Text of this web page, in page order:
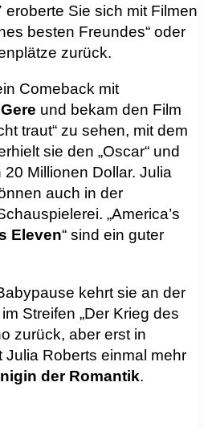
Sie sich mit Filmen
besten Freundes“ oder
zurück.
Comeback mit
und bekam den Film
traut“ zu sehen, mit dem
sie den „Oscar“ und
Millionen Dollar. Julia
auch in der
„America’s
Eleven“ sind ein guter
Streifen „Der Krieg des
zurück, aber erst in
Julia Roberts einmal mehr
der Romantik.